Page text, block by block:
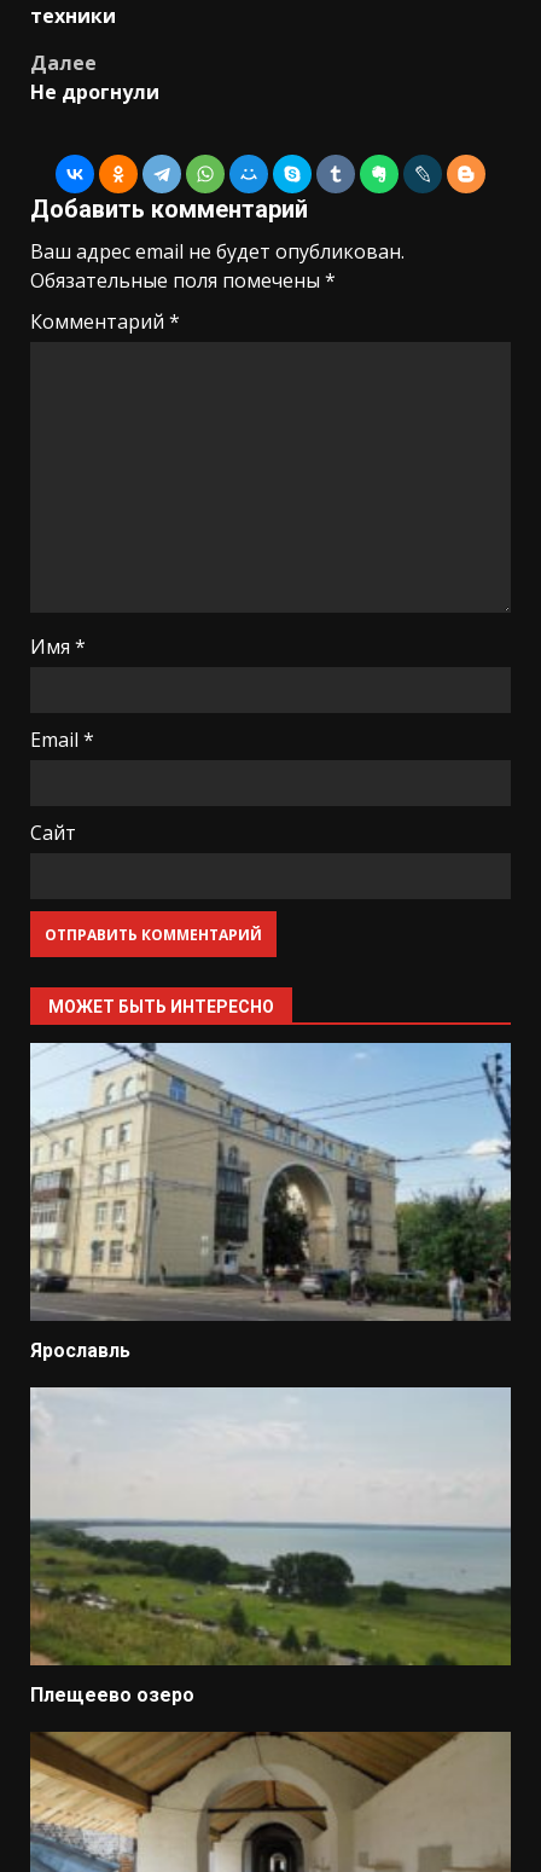
записи
техники
Далее
Не дрогнули
Добавить комментарий
Ваш адрес email не будет опубликован.
Обязательные поля помечены *
Комментарий *
Имя *
Email *
Сайт
МОЖЕТ БЫТЬ ИНТЕРЕСНО
Ярославль
Плещеево озеро